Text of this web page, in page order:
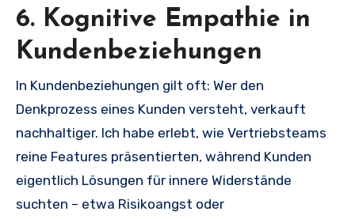
6. Kognitive Empathie in
Kundenbeziehungen
In Kundenbeziehungen gilt oft: Wer den
Denkprozess eines Kunden versteht, verkauft
nachhaltiger. Ich habe erlebt, wie Vertriebsteams
reine Features präsentierten, während Kunden
eigentlich Lösungen für innere Widerstände
suchten – etwa Risikoangst oder